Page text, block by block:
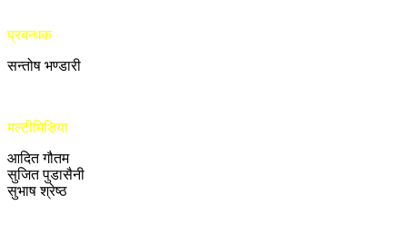
प्रबन्धक
सन्तोष भण्डारी
मल्टीमिडिया
आदित गौतम
सुजित पुडासैनी
सुभाष श्रेष्ठ